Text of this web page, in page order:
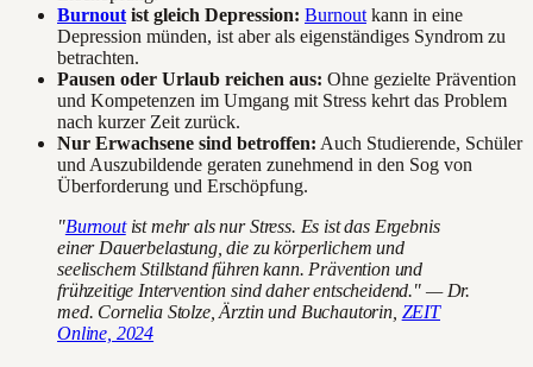
Burnout ist gleich Depression: Burnout kann in eine
Depression münden, ist aber als eigenständiges Syndrom zu
betrachten.
Pausen oder Urlaub reichen aus: Ohne gezielte Prävention
und Kompetenzen im Umgang mit Stress kehrt das Problem
nach kurzer Zeit zurück.
Nur Erwachsene sind betroffen: Auch Studierende, Schüler
und Auszubildende geraten zunehmend in den Sog von
Überforderung und Erschöpfung.
"Burnoutist mehr als nur Stress. Es ist das Ergebnis
einer Dauerbelastung, die zu körperlichem und
seelischem Stillstand führen kann. Prävention und
frühzeitige Intervention sind daher entscheidend." — Dr.
med. Cornelia Stolze, Ärztin und Buchautorin, ZEIT
Online, 2024